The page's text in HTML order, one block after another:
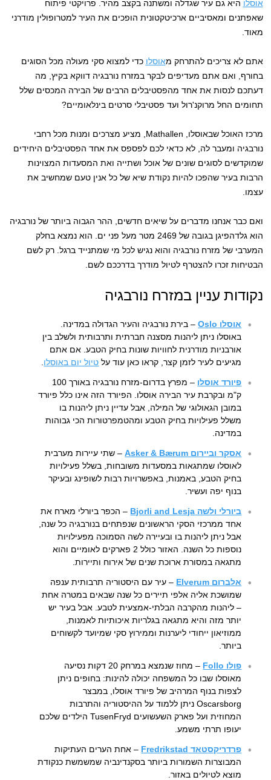
אוסלו היא גם עיר שגדלה ומשתנה בקצב מהיר. פרויקטי פיתוח
שאפתנים ומאסיביים ארכיטקטונית הופכים את העיר למטרופולין מודרני
מאוד.
אתם לא צריכים להתרחק מאוסלו כדי למצוא סקי מעולה מכל הסוגים
בחורף, ואם אתם מעדיפים לבקר במזרח נורבגיה דווקא בקיץ, מה
דעתכם לנסות את אחד מהפסטיבלים הרבים של הבירה המכסים שלל
תחומים החל מרוקנ'רול ועד פסטיבלי סרטים בינלאומיים?
מרכז האוכל שבאוסלו, Mathallen, מציע מצרכים ומנות מכל רחבי
נורבגיה ומעבר לה, לא כדאי לכם לפספס את אחד הפסטיבלים היחידים
שמוקדשים לסוגים שונים של אוכל ושתייה ואת המסעדות המצוינות
הרבות בעיר שהפכו להיות נקודת שיא של כל אנין טעם שמחשיב את
עצמו.
ואם כבר אנחנו מדברים על שיאים חדשים, ההר הגבוה ביותר של נורבגיה
הוא גלדהפיגן בגובה של 2469 מטר מעל פני ים. הוא נמצא בחלק
המערבי של מזרח נורבגיה והוא נגיש לכל מי שמתנייד ברגל. רק לשם
הבטיחות זכרו להצטרף לטיול מודרך בדרככם לשם.
נקודות עניין במזרח נורבגיה
אוסלו Oslo
– בירת נורבגיה והעיר הגדולה במדינה.
באוסלו ניתן ליהנות מסצנה חברתית ותרבותית ולשלב בין
אורבניות מודרנית לחוויות שונות בחיק הטבע. אם אתם
מגיעים לעיר לזמן קצר, קראו כאן עוד על טיול יום באוסלו
פיורד אוסלו
– מפרץ בדרום-מזרח נורבגיה באורך 100
ק"מ ובקרבת עיר הבירה אוסלו. הפיורד הזה אינו כלל פיורד
במובן הגאולוגי של המילה, אבל עדיין ניתן ליהנות בו
משלל פעילויות בחיק הטבע ומהטמפרטורות הכי גבוהות
במדינה.
אסקר וביירום Asker & Bærum
– שתי עיירות מערבית
לאוסלו שמתגאות במסעדות משובחות, בשלל פעילויות
בחיק הטבע, באמנות, באפשרויות רבות לשופינג ובעיקר
בנוף יפה ועשיר.
ביורלי ולשה Bjorli and Lesja
– הכפר ביורלי מארח את
אחד ממרכזי הסקי הראשונים שנפתחים בנורבגיה כל שנה,
אבל ניתן ליהנות בו ובעיירה לשה הסמוכה מפעילויות
נוספות כל השנה. האזור כולל 2 פארקים לאומיים והוא
מתגאה במסורת ארוכת שנים של אירוח ותיירות.
אלברום Elverum
– עיר עם היסטוריה תרבותית ענפה
שמושכת אליה אלפי תיירים כל שנה שבאים במטרה אחת
– ליהנות מהקרבה הבלתי-אמצעית לטבע. אבל בעיר יש
יותר מזה והיא מתגאה בגלריות איכותיות לאמנות,
ממוזיאון ייחודי ליערנות וממירוץ סקי שמיועד לקשוחים
ביותר.
פולו Follo
– מחוז שנמצא במרחק 20 דקות נסיעה
מאוסלו שבו כל המשפחה יכולה להינות: בחופים ניתן
לצפות בנוף המרהיב של פיורד אוסלו, במבצר
Oscarsborg ניתן ללמוד על ההיסטוריה והתרבות
המחוזית ועל פארק השעשועים TusenFryd הילדים שלכם
יעופו תרתי משמע.
פרדריקסטאד Fredrikstad
– אחת הערים העתיקות
המבוצרות השמורות ביותר בסקנדינביה שמשמשת כנקודת
מוצא לטיולים באזור.